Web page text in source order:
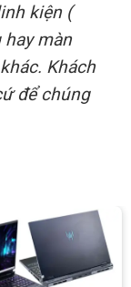
kiện (
hay màn
Khách
để chúng